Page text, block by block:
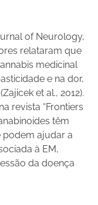
of Neurology,
relataram que
medicinal
e na dor,
et al., 2012).
revista “Frontiers
têm
podem ajudar a
à EM,
da doença